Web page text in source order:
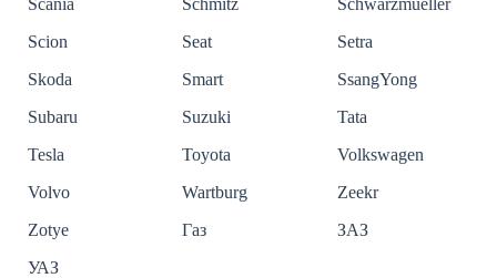
Scion
Seat
Setra
Skoda
Smart
SsangYong
Subaru
Suzuki
Tata
Tesla
Toyota
Volkswagen
Volvo
Wartburg
Zeekr
Zotye
Газ
ЗАЗ
УАЗ